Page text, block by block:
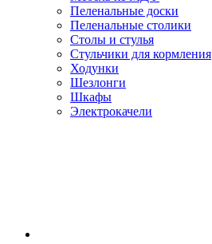
Пеленальные доски
Пеленальные столики
Столы и стулья
Стульчики для кормления
Ходунки
Шезлонги
Шкафы
Электрокачели